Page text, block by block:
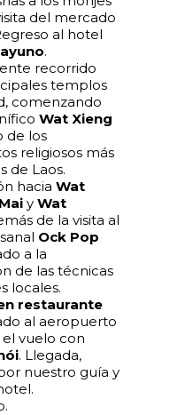
del mercado
al hotel
.
recorrido
templos
comenzando
Wat Xieng
de los
religiosos más
de Laos.
haciaWat
yWat
de la visita al
Ock Pop
a la
de las técnicas
locales.
restaurante
al aeropuerto
vuelo con
. Llegada,
nuestro guía y